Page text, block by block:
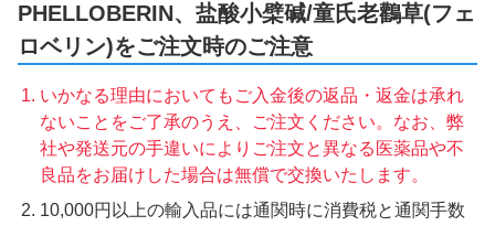
PHELLOBERIN、盐酸小檗碱/童氏老鸛草(フェ
ロベリン)をご注文時のご注意
いかなる理由においてもご入金後の返品・返金は承れ
ないことをご了承のうえ、ご注文ください。なお、弊
社や発送元の手違いによりご注文と異なる医薬品や不
良品をお届けした場合は無償で交換いたします。
10,000円以上の輸入品には通関時に消費税と通関手数